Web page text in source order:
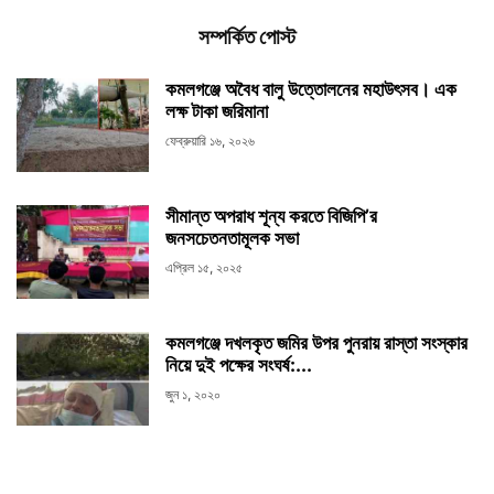
সম্পর্কিত পোস্ট
কমলগঞ্জে অবৈধ বালু উত্তোলনের মহাউৎসব। এক
লক্ষ টাকা জরিমানা
ফেব্রুয়ারি ১৬, ২০২৬
সীমান্ত অপরাধ শূন্য করতে বিজিপি’র
জনসচেতনতামূলক সভা
এপ্রিল ১৫, ২০২৫
কমলগঞ্জে দখলকৃত জমির উপর পুনরায় রাস্তা সংস্কার
নিয়ে দুই পক্ষের সংঘর্ষ:...
জুন ১, ২০২০